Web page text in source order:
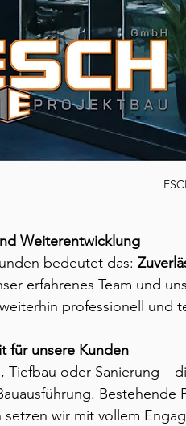
Weiterentwicklung
bedeutet das:
erfahrenes Team und
professionell und
für unsere Kunden
Tiefbau oder Sanierung –
setzen wir mit vollem